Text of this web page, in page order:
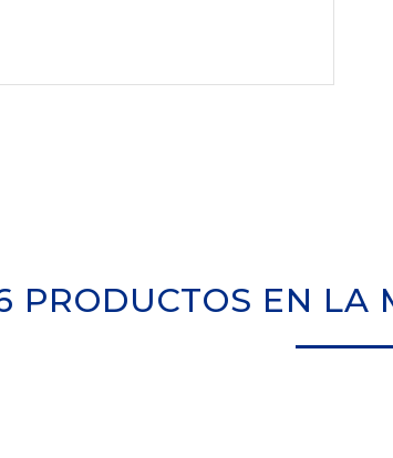
PRODUCTOS EN LA